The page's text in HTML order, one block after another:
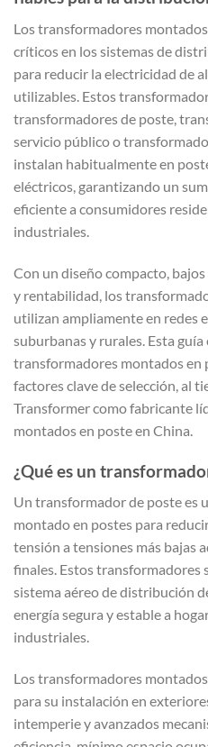
Los transformadores
críticos en los sistemas de
para reducir la electricidad de
utilizables. Estos
transformadores de poste,
servicio público o
instalan habitualmente en
eléctricos, garantizando un
eficiente a consumidores
industriales.
Con un diseño compacto,
y rentabilidad, los
utilizan ampliamente en redes
suburbanas y rurales. Esta
transformadores montados en
factores clave de selección, al
Transformer como fabricante
montados en poste en China.
¿Qué es un
Un transformador de poste es
montado en postes para
tensión a tensiones más bajas
finales. Estos transformadores
sistema aéreo de distribución
energía segura y estable a
industriales.
Los transformadores
para su instalación en
intemperie y avanzados